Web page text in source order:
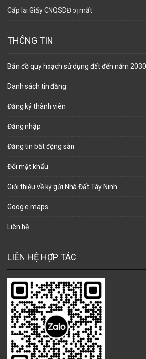
Cấp lại Giấy CNQSDĐ bị mất
THÔNG TIN
Bản đồ quy hoạch sử dụng đất đến năm 2030
Danh sách tin đăng
Đăng ký thành viên
Đăng nhập
Đăng tin bất động sản
Đổi mật khẩu
Giới thiệu về ký gửi Nhà Đất Tây Ninh
Google maps
Liên hệ
LIÊN HỆ HỢP TÁC